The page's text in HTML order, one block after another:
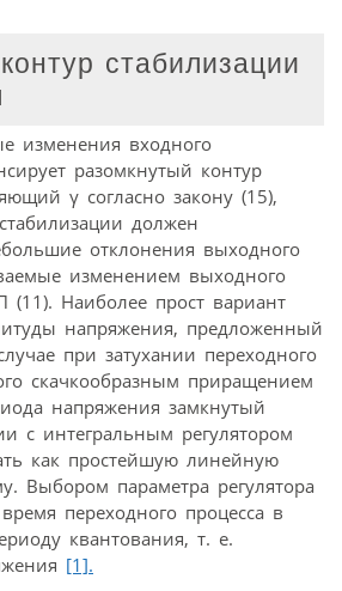
стабилизации
изменения входного
разомкнутый контур
γ согласно закону (15),
должен
отклонения выходного
изменением выходного
(11). Наиболее прост вариант
напряжения, предложенный
при затухании переходного
скачкообразным приращением
напряжения замкнутый
с интегральным регулятором
как простейшую линейную
Выбором параметра регулятора
переходного процесса в
квантования, т. е.
[1].